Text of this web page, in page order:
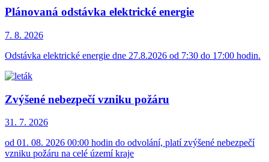
Plánovaná odstávka elektrické energie
7. 8. 2026
Odstávka elektrické energie dne 27.8.2026 od 7:30 do 17:00 hodin.
Zvýšené nebezpečí vzniku požáru
31. 7. 2026
od 01. 08. 2026 00:00 hodin do odvolání, platí zvýšené nebezpečí
vzniku požáru na celé území kraje